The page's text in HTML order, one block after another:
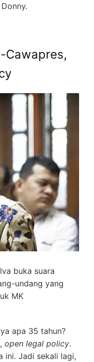
Cawapres,
buka suara
undang yang
MK
apa 35 tahun?
open legal policy.
ini. Jadi sekali lagi,